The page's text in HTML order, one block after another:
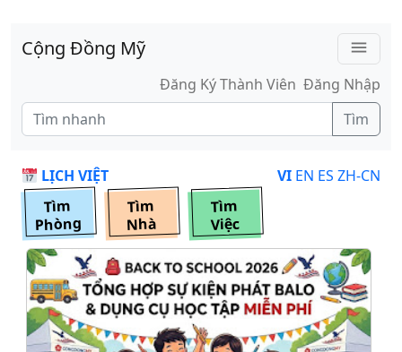
Cộng Đồng Mỹ
menu
Đăng Ký Thành Viên Đăng Nhập
Tìm
LỊCH VIỆT VI EN ES ZH-CN
Tìm
Phòng
Tìm
Nhà
Tìm
Việc